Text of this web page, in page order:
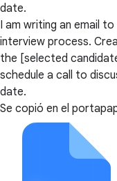
date.
I am writing an email
interview process.
the [selected
schedule a call to
date.
Se copió en el